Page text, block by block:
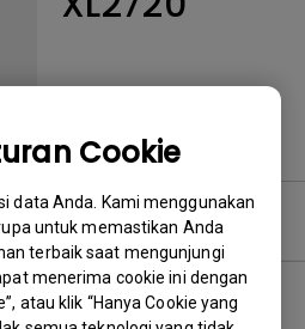
Cookie
data Anda. Kami menggunakan
untuk memastikan Anda
terbaik saat mengunjungi
menerima cookie ini dengan
atau klik “Hanya Cookie yang